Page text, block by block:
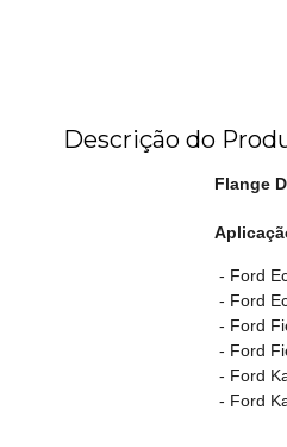
Descrição do
Flange
- Ford
- Ford
- Ford
- Ford
- Ford
- Ford